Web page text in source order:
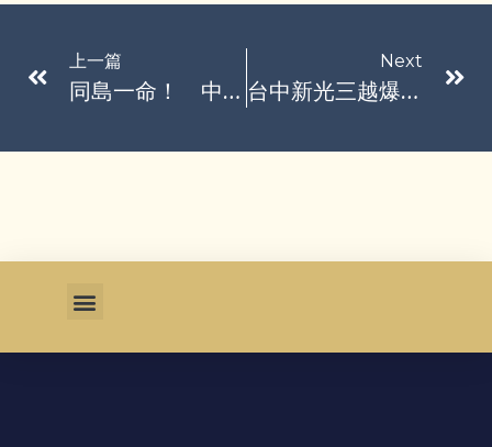
上一篇
同島一命！ 中市府備機具人馬往災區支援
Next
台中新光三越爆炸226天後重開！美食街變身「日本屋台」吸3萬人朝聖